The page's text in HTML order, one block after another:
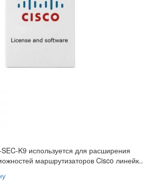
K9 используется для расширения
маршрутизаторов Cisco линейк..